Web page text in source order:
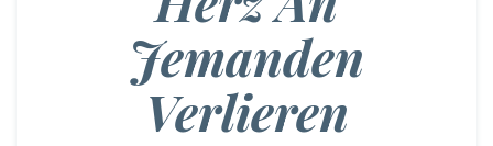
Jemanden
Verlieren